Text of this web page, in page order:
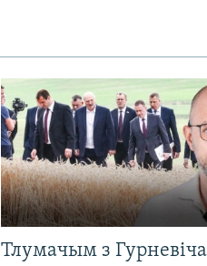
Тлумачым з